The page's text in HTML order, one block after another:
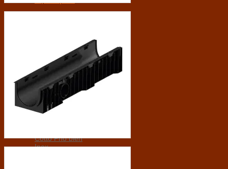
Thạch Bàn
Prime
Sega
Thiết bị vệ sinh
Grohe
Cotto
Inax